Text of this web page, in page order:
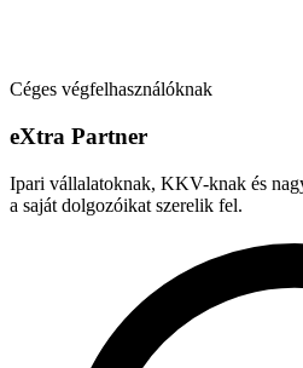
Céges végfelhasználóknak
eXtra Partner
Ipari vállalatoknak, KKV-knak és
a saját dolgozóikat szerelik fel.